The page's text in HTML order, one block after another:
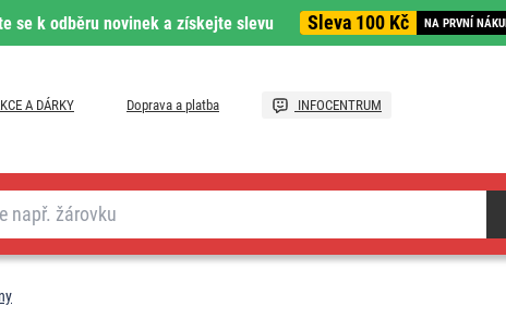
se k odběru novinek a získejte slevu Sleva 100 Kč NA PRVNÍ
A DÁRKY Doprava a platba INFOCENTRUM